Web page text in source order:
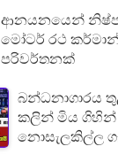
උපන්දින
ආනයනයෙන්
මෝටර් රථ
පරිවර්තනක්
බන්ධනාගාරය
කලින් මිය
නොසැලකිල්ල